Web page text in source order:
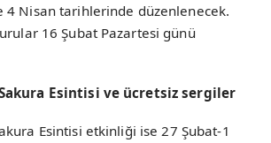
4 Nisan tarihlerinde düzenlenecek.
16 Şubat Pazartesi günü
Esintisi ve ücretsiz sergiler
Esintisi etkinliği ise 27 Şubat-1